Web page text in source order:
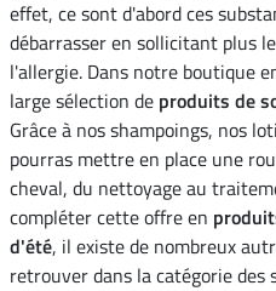
effet, ce sont d'abord ces
débarrasser en sollicitant plus
l'allergie. Dans notre boutique
large sélection de produits de
Grâce à nos shampoings, nos
pourras mettre en place une
cheval, du nettoyage au
compléter cette offre en
d'été, il existe de nombreux
retrouver dans la catégorie des